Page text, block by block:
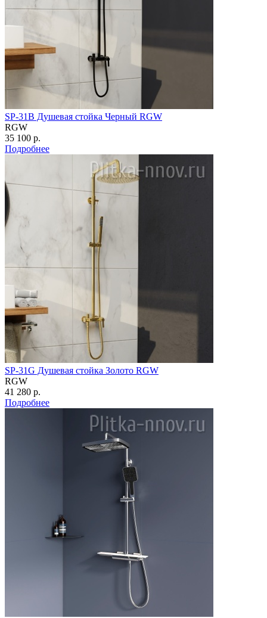
SP-31B Душевая стойка Черный RGW
RGW
35 100 р.
Подробнее
SP-31G Душевая стойка Золото RGW
RGW
41 280 р.
Подробнее